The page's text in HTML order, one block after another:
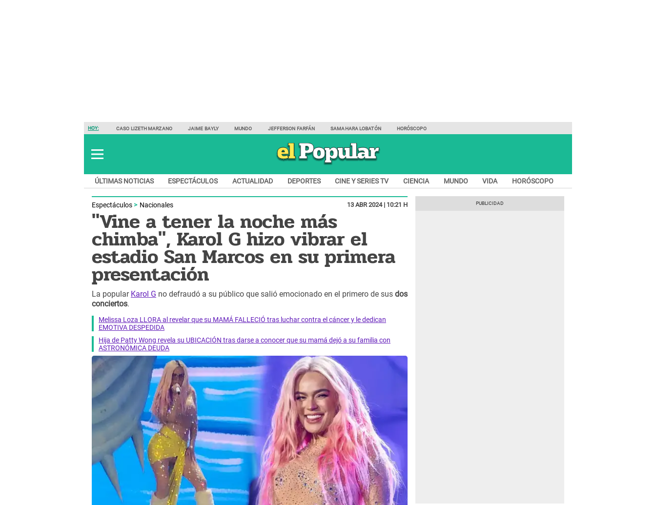
HOY: CASO LIZETH MARZANO JAIME BAYLY MUNDO JEFFERSON FARFÁN SAMAHARA LOBATÓN HORÓSCOPO
ÚLTIMAS NOTICIAS ESPECTÁCULOS ACTUALIDAD DEPORTES CINE Y SERIES TV CIENCIA MUNDO VIDA HORÓSCOPO
Espectáculos Nacionales 13 ABR 2024 | 10:21 H
"Vine a tener la noche más
chimba", Karol G hizo vibrar el
estadio San Marcos en su primera
presentación
La popular Karol G no defraudó a su público que salió emocionado en el primero de sus dos
conciertos.
Melissa Loza LLORA al revelar que su MAMÁ FALLECIÓ tras luchar contra el cáncer y le dedican
EMOTIVA DESPEDIDA
Hija de Patty Wong revela su UBICACIÓN tras darse a conocer que su mamá dejó a su familia con
ASTRONÓMICA DEUDA